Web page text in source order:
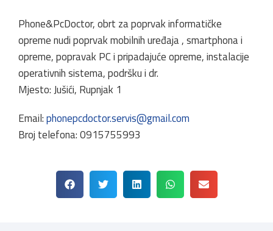
Phone&PcDoctor, obrt za poprvak informatičke
opreme nudi poprvak mobilnih uređaja , smartphona i
opreme, popravak PC i pripadajuće opreme, instalacije
operativnih sistema, podršku i dr.
Mjesto: Jušići, Rupnjak 1
Email:phonepcdoctor.servis@gmail.com
Broj telefona: 0915755993